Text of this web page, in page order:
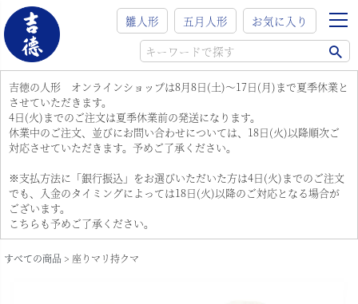
雛人形 五月人形 お気に入り
吉徳の人形 オンラインショップは8月8日(土)～17日(月)まで夏季休業と
させていただきます。
4日(火)までのご注文は夏季休業前の発送になります。
休業中のご注文、並びにお問い合わせについては、18日(火)以降順次ご
対応させていただきます。予めご了承ください。
※支払方法に「銀行振込」をお選びいただいた方は4日(火)までのご注文
でも、入金のタイミングによっては18日(火)以降のご対応となる場合が
ございます。
こちらも予めご了承ください。
すべての商品 座りマリ持クマ